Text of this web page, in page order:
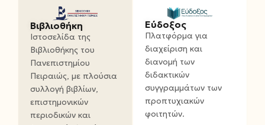
Βιβλιοθήκη
Ιστοσελίδα της
Βιβλιοθήκης του
Πανεπιστημίου
Πειραιώς, με πλούσια
συλλογή βιβλίων,
επιστημονικών
περιοδικών και
Εύδοξος
Πλατφόρμα για
διαχείριση και
διανομή των
διδακτικών
συγγραμμάτων των
προπτυχιακών
φοιτητών.